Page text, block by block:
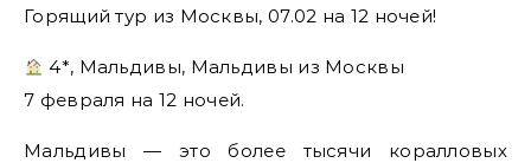
Горящий тур из Москвы, 07.02 на 12 ночей!
4*, Мальдивы, Мальдивы из Москвы
7 февраля на 12 ночей.
Мальдивы — это более тысячи коралловых